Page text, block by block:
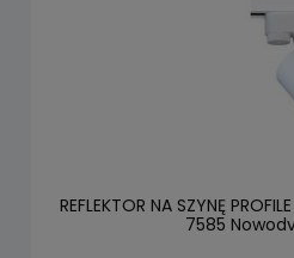
REFLEKTOR NA SZYNĘ
7585